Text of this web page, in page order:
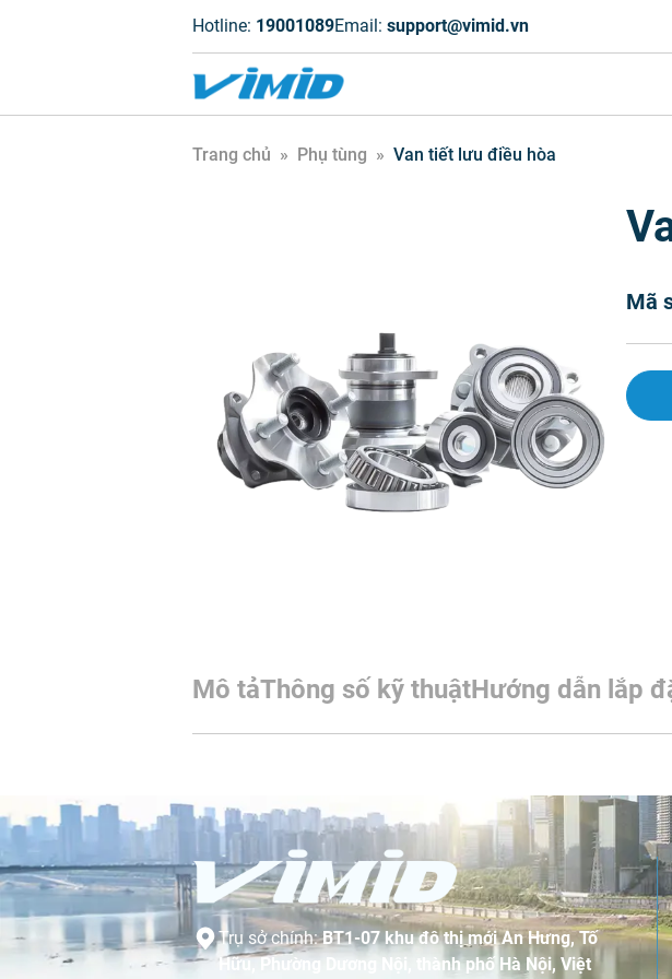
Hotline: 19001089Email: support@vimid.vn
Trang chủ » Phụ tùng » Van tiết lưu điều hòa
Mã
Mô tảThông số kỹ thuậtHướng dẫn lắp
Trụ sở chính:BT1-07 khu đô thị mới An Hưng, Tố
Hữu, Phường Dương Nội, thành phố Hà Nội, Việt